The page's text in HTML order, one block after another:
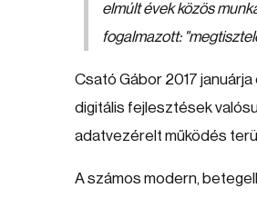
elmúlt évek közös
fogalmazott:
Csató Gábor 2017
digitális fejlesztések
adatvezérelt működés
A számos modern,